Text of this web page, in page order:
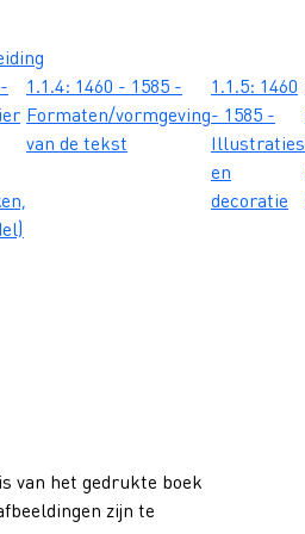
1.1.4: 1460 - 1585 -
Formaten/vormgeving
van de tekst
1.1.5: 1460
- 1585 -
Illustraties
en
decoratie
van het gedrukte boek
zijn te